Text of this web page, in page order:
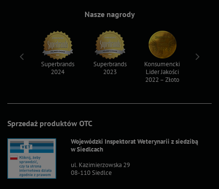
Sprzedaż produktów OTC
Wojewódzki Inspektorat Weterynarii z siedzibą
w Siedlcach
ul. Kazimierzowska 29
08-110 Siedlce
Nasze nagrody
Superbrands
2024
Superbrands
2023
Konsumencki
Lider Jakości
2022 – Złoto